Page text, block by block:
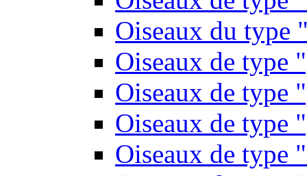
Oiseaux du type
Oiseaux de type
Oiseaux de type
Oiseaux de type
Oiseaux de type